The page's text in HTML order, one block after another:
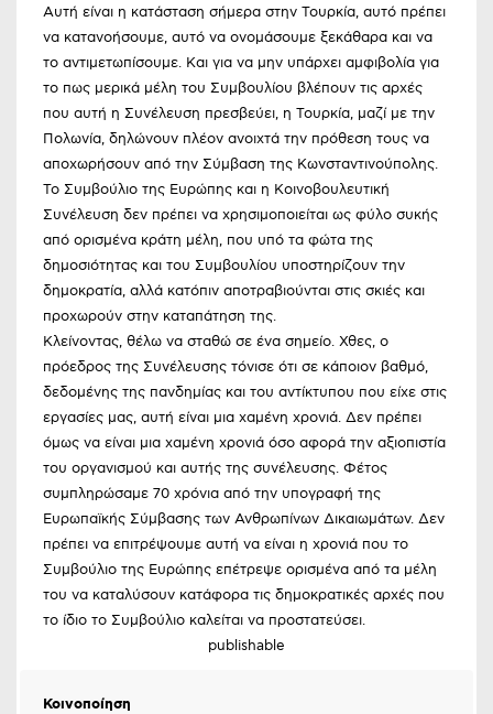
Αυτή είναι η κατάσταση σήμερα στην Τουρκία, αυτό πρέπει
να κατανοήσουμε, αυτό να ονομάσουμε ξεκάθαρα και να
το αντιμετωπίσουμε. Και για να μην υπάρχει αμφιβολία για
το πως μερικά μέλη του Συμβουλίου βλέπουν τις αρχές
που αυτή η Συνέλευση πρεσβεύει, η Τουρκία, μαζί με την
Πολωνία, δηλώνουν πλέον ανοιχτά την πρόθεση τους να
αποχωρήσουν από την Σύμβαση της Κωνσταντινούπολης.
Το Συμβούλιο της Ευρώπης και η Κοινοβουλευτική
Συνέλευση δεν πρέπει να χρησιμοποιείται ως φύλο συκής
από ορισμένα κράτη μέλη, που υπό τα φώτα της
δημοσιότητας και του Συμβουλίου υποστηρίζουν την
δημοκρατία, αλλά κατόπιν αποτραβιούνται στις σκιές και
προχωρούν στην καταπάτηση της.
Κλείνοντας, θέλω να σταθώ σε ένα σημείο. Χθες, ο
πρόεδρος της Συνέλευσης τόνισε ότι σε κάποιον βαθμό,
δεδομένης της πανδημίας και του αντίκτυπου που είχε στις
εργασίες μας, αυτή είναι μια χαμένη χρονιά. Δεν πρέπει
όμως να είναι μια χαμένη χρονιά όσο αφορά την αξιοπιστία
του οργανισμού και αυτής της συνέλευσης. Φέτος
συμπληρώσαμε 70 χρόνια από την υπογραφή της
Ευρωπαϊκής Σύμβασης των Ανθρωπίνων Δικαιωμάτων. Δεν
πρέπει να επιτρέψουμε αυτή να είναι η χρονιά που το
Συμβούλιο της Ευρώπης επέτρεψε ορισμένα από τα μέλη
του να καταλύσουν κατάφορα τις δημοκρατικές αρχές που
το ίδιο το Συμβούλιο καλείται να προστατεύσει.
publishable
Κοινοποίηση